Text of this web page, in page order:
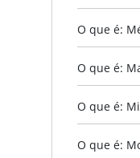
O que é:
O que é:
O que é:
O que é: